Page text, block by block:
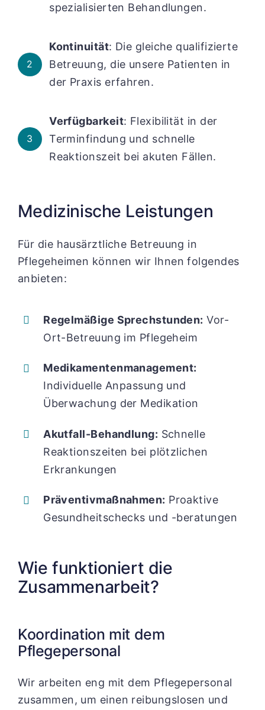
spezialisierten Behandlungen.
2
Kontinuität: Die gleiche qualifizierte
Betreuung, die unsere Patienten in
der Praxis erfahren.
3
Verfügbarkeit: Flexibilität in der
Terminfindung und schnelle
Reaktionszeit bei akuten Fällen.
Medizinische Leistungen
Für die hausärztliche Betreuung in
Pflegeheimen können wir Ihnen folgendes
anbieten:
Regelmäßige Sprechstunden: Vor-
Ort-Betreuung im Pflegeheim
Medikamentenmanagement:
Individuelle Anpassung und
Überwachung der Medikation
Akutfall-Behandlung: Schnelle
Reaktionszeiten bei plötzlichen
Erkrankungen
Präventivmaßnahmen: Proaktive
Gesundheitschecks und -beratungen
Wie funktioniert die
Zusammenarbeit?
Koordination mit dem
Pflegepersonal
Wir arbeiten eng mit dem Pflegepersonal
zusammen, um einen reibungslosen und